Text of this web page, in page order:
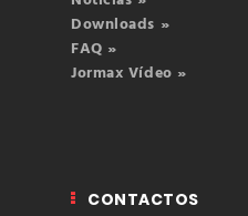
Downloads »
FAQ »
Jormax Vídeo »
CONTACTOS